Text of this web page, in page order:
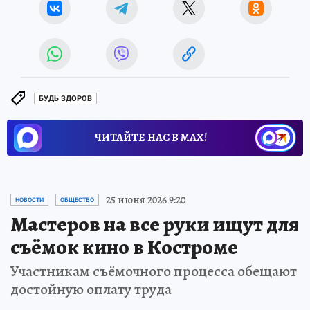
БУДЬ ЗДОРОВ
ЧИТАЙТЕ НАС В МАХ!
НОВОСТИ ОБЩЕСТВО 25 июня 2026 9:20
Мастеров на все руки ищут для
съёмок кино в Костроме
Участникам съёмочного процесса обещают
достойную оплату труда